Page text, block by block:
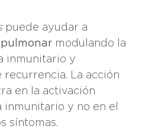
puede ayudar a
modulando la
inmunitario y
recurrencia. La acción
en la activación
y no en el
síntomas.